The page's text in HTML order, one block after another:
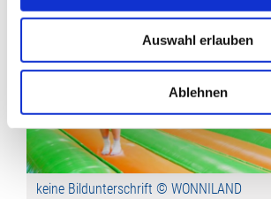
Auswahl erlauben
Ablehnen
keine Bildunterschrift © WONNILAND